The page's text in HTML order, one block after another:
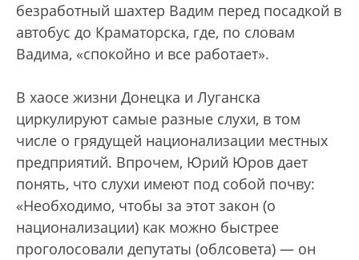
безработный шахтер Вадим перед посадкой в
автобус до Краматорска, где, по словам
Вадима, «спокойно и все работает».
В хаосе жизни Донецка и Луганска
циркулируют самые разные слухи, в том
числе о грядущей национализации местных
предприятий. Впрочем, Юрий Юров дает
понять, что слухи имеют под собой почву:
«Необходимо, чтобы за этот закон (о
национализации) как можно быстрее
проголосовали депутаты (облсовета) — он